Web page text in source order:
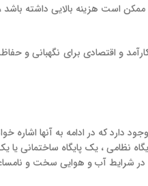
است هزینه بالایی داشته
و اقتصادی برای نگهبانی و